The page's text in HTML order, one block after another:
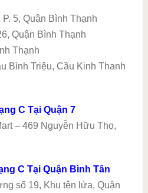
5, Quận Bình Thạnh
Quận Bình Thạnh
Thạnh
Bình Triệu, Cầu Kinh Thanh
C Tại Quận 7
– 469 Nguyễn Hữu Thọ,
C Tại Quận Bình Tân
số 19, Khu tên lửa, Quận